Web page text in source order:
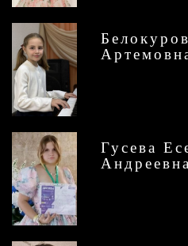
Гусева
Андреевна